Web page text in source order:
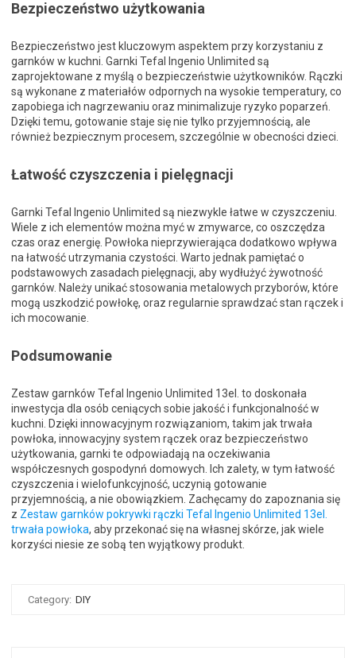
Bezpieczeństwo użytkowania
Bezpieczeństwo jest kluczowym aspektem przy korzystaniu z
garnków w kuchni. Garnki Tefal Ingenio Unlimited są
zaprojektowane z myślą o bezpieczeństwie użytkowników. Rączki
są wykonane z materiałów odpornych na wysokie temperatury, co
zapobiega ich nagrzewaniu oraz minimalizuje ryzyko poparzeń.
Dzięki temu, gotowanie staje się nie tylko przyjemnością, ale
również bezpiecznym procesem, szczególnie w obecności dzieci.
Łatwość czyszczenia i pielęgnacji
Garnki Tefal Ingenio Unlimited są niezwykle łatwe w czyszczeniu.
Wiele z ich elementów można myć w zmywarce, co oszczędza
czas oraz energię. Powłoka nieprzywierająca dodatkowo wpływa
na łatwość utrzymania czystości. Warto jednak pamiętać o
podstawowych zasadach pielęgnacji, aby wydłużyć żywotność
garnków. Należy unikać stosowania metalowych przyborów, które
mogą uszkodzić powłokę, oraz regularnie sprawdzać stan rączek i
ich mocowanie.
Podsumowanie
Zestaw garnków Tefal Ingenio Unlimited 13el. to doskonała
inwestycja dla osób ceniących sobie jakość i funkcjonalność w
kuchni. Dzięki innowacyjnym rozwiązaniom, takim jak trwała
powłoka, innowacyjny system rączek oraz bezpieczeństwo
użytkowania, garnki te odpowiadają na oczekiwania
współczesnych gospodynń domowych. Ich zalety, w tym łatwość
czyszczenia i wielofunkcyjność, uczynią gotowanie
przyjemnością, a nie obowiązkiem. Zachęcamy do zapoznania się
z Zestaw garnków pokrywki rączki Tefal Ingenio Unlimited 13el.
trwała powłoka, aby przekonać się na własnej skórze, jak wiele
korzyści niesie ze sobą ten wyjątkowy produkt.
Category: DIY